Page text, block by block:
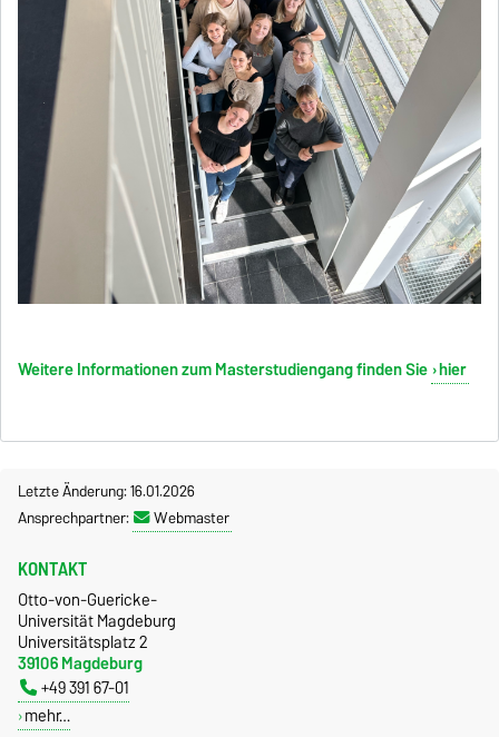
Weitere Informationen zum Masterstudiengang finden Sie hier
Letzte Änderung: 16.01.2026
Ansprechpartner:
Webmaster
KONTAKT
Otto-von-Guericke-
Universität Magdeburg
Universitätsplatz 2
39106 Magdeburg
+49 391 67-01
mehr…